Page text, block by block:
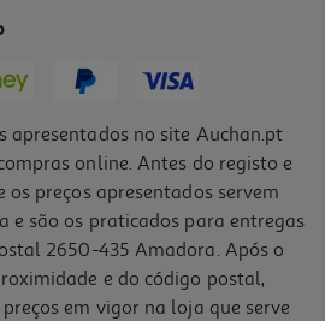
apresentados no site Auchan.pt
online. Antes do registo e
preços apresentados servem
e são os praticados para entregas
2650-435 Amadora. Após o
e do código postal,
em vigor na loja que serve